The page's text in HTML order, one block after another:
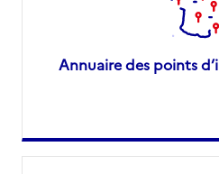
Annuaire des points